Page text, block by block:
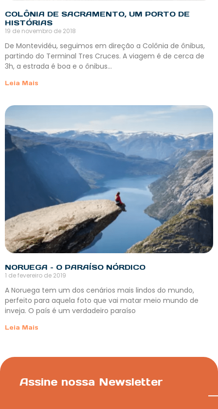
COLÔNIA DE SACRAMENTO, UM PORTO DE
HISTÓRIAS
19 de novembro de 2018
De Montevidéu, seguimos em direção a Colônia de ônibus,
partindo do Terminal Tres Cruces. A viagem é de cerca de
3h, a estrada é boa e o ônibus…
Leia Mais
NORUEGA – O PARAÍSO NÓRDICO
1 de fevereiro de 2019
A Noruega tem um dos cenários mais lindos do mundo,
perfeito para aquela foto que vai matar meio mundo de
inveja. O país é um verdadeiro paraíso
Leia Mais
Assine nossa Newsletter